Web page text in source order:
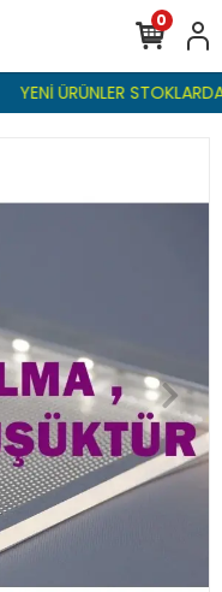
YENİ ÜRÜNLER
0